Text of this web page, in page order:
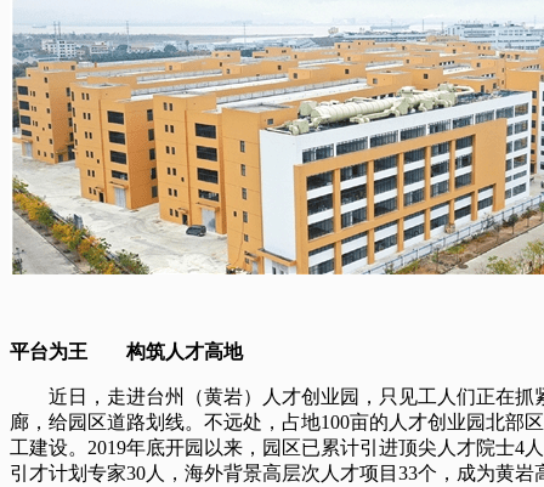
平台为王 构筑人才高地
近日，走进台州（黄岩）人才创业园，只见工人们正在抓
廊，给园区道路划线。不远处，占地100亩的人才创业园北部
工建设。2019年底开园以来，园区已累计引进顶尖人才院士4
引才计划专家30人，海外背景高层次人才项目33个，成为黄岩